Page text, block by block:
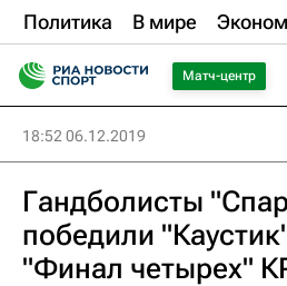
Политика В мире
Матч-центр
18:52 06.12.2019
Гандболисты
победили
"Финал четырех"